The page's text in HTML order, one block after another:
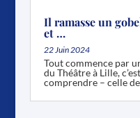
Il ramasse un
et …
22 Juin 2024
Tout commence par
du Théâtre à Lille,
comprendre – celle